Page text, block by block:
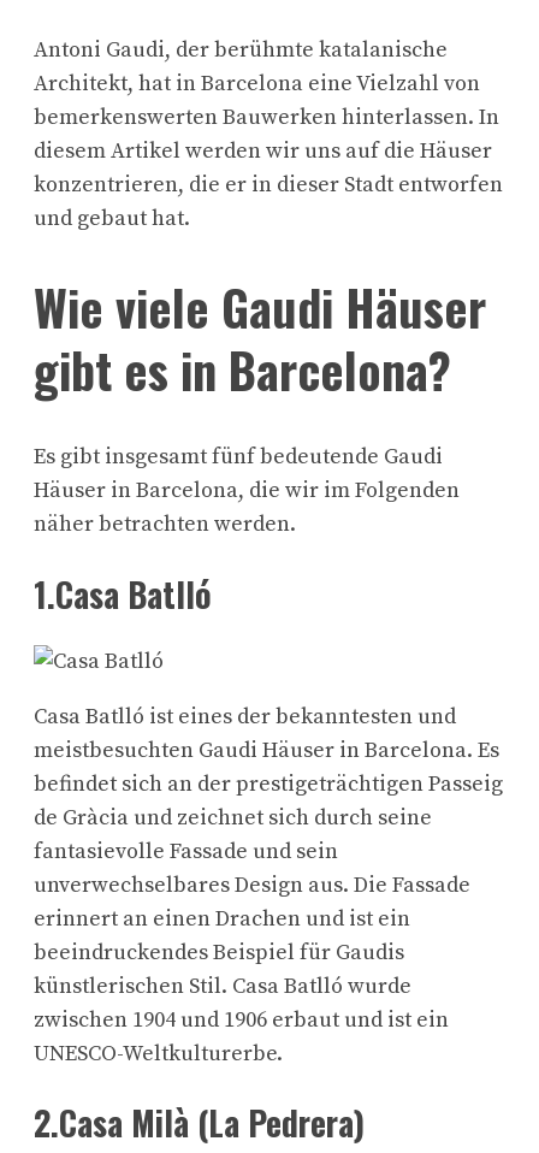
Antoni Gaudi, der berühmte katalanische
Architekt, hat in Barcelona eine Vielzahl von
bemerkenswerten Bauwerken hinterlassen. In
diesem Artikel werden wir uns auf die Häuser
konzentrieren, die er in dieser Stadt entworfen
und gebaut hat.
Wie viele Gaudi Häuser
gibt es in Barcelona?
Es gibt insgesamt fünf bedeutende Gaudi
Häuser in Barcelona, die wir im Folgenden
näher betrachten werden.
1.Casa Batlló
Casa Batlló ist eines der bekanntesten und
meistbesuchten Gaudi Häuser in Barcelona. Es
befindet sich an der prestigeträchtigen Passeig
de Gràcia und zeichnet sich durch seine
fantasievolle Fassade und sein
unverwechselbares Design aus. Die Fassade
erinnert an einen Drachen und ist ein
beeindruckendes Beispiel für Gaudis
künstlerischen Stil. Casa Batlló wurde
zwischen 1904 und 1906 erbaut und ist ein
UNESCO-Weltkulturerbe.
2.Casa Milà (La Pedrera)